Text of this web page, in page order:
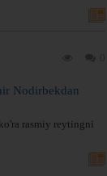
Nodirbekdan
rasmiy reytingni